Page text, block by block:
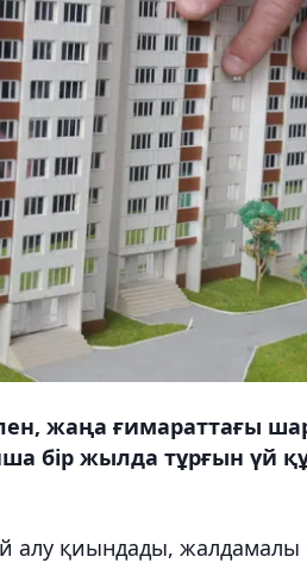
жаңа ғимараттағы
бір жылда тұрғын үй
алу қиындады, жалдамалы